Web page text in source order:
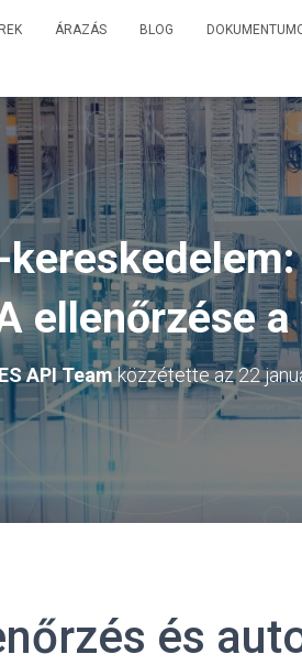
ÁRAZÁS BLOG
ellenőrzése a
API Teamközzétette az22
és